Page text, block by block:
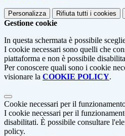
Personalizza Rifiuta tutti i cookies
Gestione cookie
In questa schermata è possibile
I cookie necessari sono quelli che
piattaforma e non è possibile
Per conoscere quali sono i cookie
visionare la COOKIE POLICY.
Cookie necessari per il
I cookie necessari per il
disabilitati. È possibile consultare
policy.